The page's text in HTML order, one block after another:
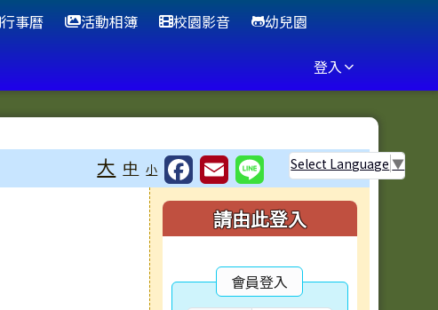
行事曆 活動相簿 校園影音 幼兒園
登入
大 中 小 Select Language ▼
右邊區域內容
請由此登入
會員登入